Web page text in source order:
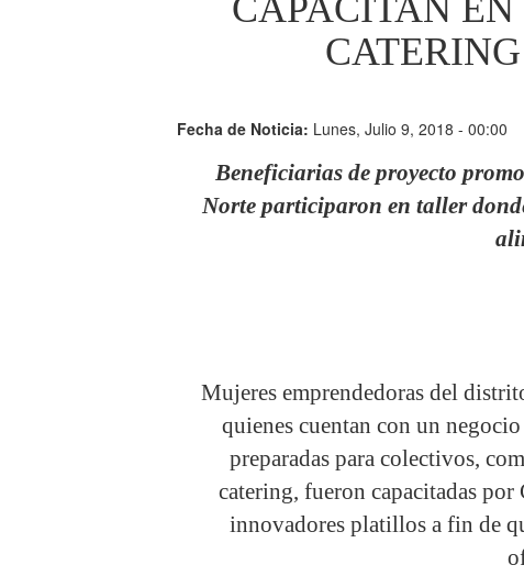
CAPACITAN
Fecha de Noticia: Lunes, Julio 9, 2018 - 00:00
Beneficiarias de proyecto
Norte participaron en taller
Mujeres emprendedoras del
quienes cuentan con un
preparadas para colectivos,
catering, fueron capacitadas
innovadores platillos a fin de